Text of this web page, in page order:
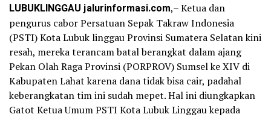
LUBUKLINGGAU jalurinformasi.com,– Ketua dan
pengurus cabor Persatuan Sepak Takraw Indonesia
(PSTI) Kota Lubuk linggau Provinsi Sumatera Selatan kini
resah, mereka terancam batal berangkat dalam ajang
Pekan Olah Raga Provinsi (PORPROV) Sumsel ke XIV di
Kabupaten Lahat karena dana tidak bisa cair, padahal
keberangkatan tim ini sudah mepet. Hal ini diungkapkan
Gatot Ketua Umum PSTI Kota Lubuk Linggau kepada